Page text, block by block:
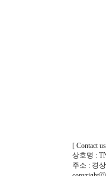
[ Contact
상호명 :
주소 : 경